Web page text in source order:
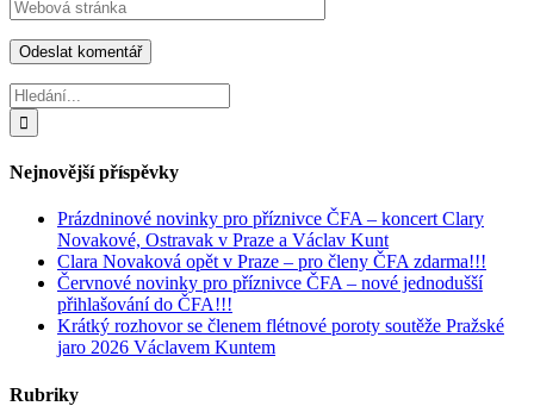
Hledat:
Nejnovější příspěvky
Prázdninové novinky pro příznivce ČFA – koncert Clary
Novakové, Ostravak v Praze a Václav Kunt
Clara Novaková opět v Praze – pro členy ČFA zdarma!!!
Červnové novinky pro příznivce ČFA – nové jednodušší
přihlašování do ČFA!!!
Krátký rozhovor se členem flétnové poroty soutěže Pražské
jaro 2026 Václavem Kuntem
Rubriky